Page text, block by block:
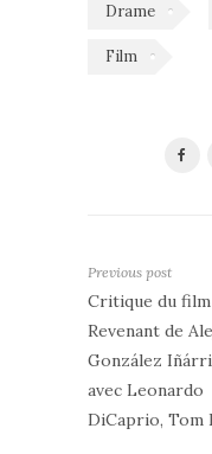
Drame
Film
Previous post
Critique du
Revenant de
González
avec Leonardo
DiCaprio, Tom